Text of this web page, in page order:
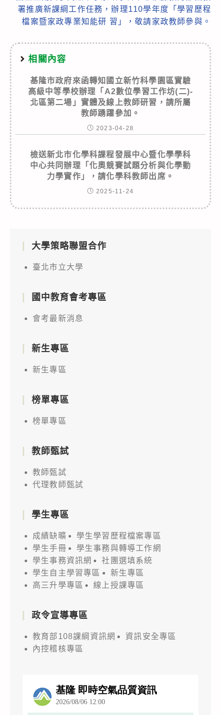
署推廣新課綱工作任務，辦理110學年度「學習歷程
檔案暨家政專業知能研 習」，敬請家政教師參與。
相關內容
基隆市政府來函轉知國立新竹科學園區實驗
高級中等學校辦理「A2數位學習工作坊(二)-
北區第二場」實體及線上教師研習，請所屬
教師踴躍參加。
2023-04-28
檢送新北市化學科課程發展中心暨化學學科
中心共同辦理「化奧競賽試題分析與化學動
力學實作」，請化學科教師出席。
2025-11-24
大學策略聯盟合作
臺北市立大學
國中教育會考專區
會考最新消息
新生專區
新生專區
榜單專區
榜單專區
教師甄試
教師甄試
代理教師甄試
學生專區
成績缺曠
學生學習歷程檔案專區
學生手冊
學生事務與轉導工作網
學生事務資訊網
社團選填系統
學生自主學習專區
新生專區
高三升學專區
線上授課專區
政令宣導專區
教育部108課綱資訊網
資訊安全專區
內控稽核專區